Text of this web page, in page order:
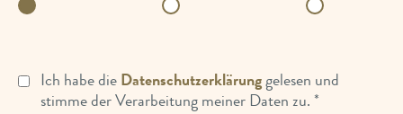
Ich habe dieDatenschutzerklärunggelesen und
stimme der Verarbeitung meiner Daten zu. *